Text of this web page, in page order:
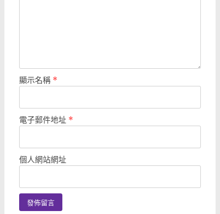
顯示名稱 *
電子郵件地址 *
個人網站網址